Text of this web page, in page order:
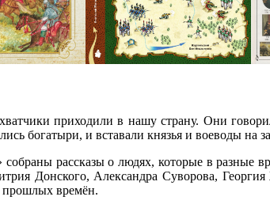
приходили в нашу страну. Они
богатыри, и вставали князья и воеводы
собраны рассказы о людях, которые в разные
Донского, Александра Суворова,
прошлых времён.